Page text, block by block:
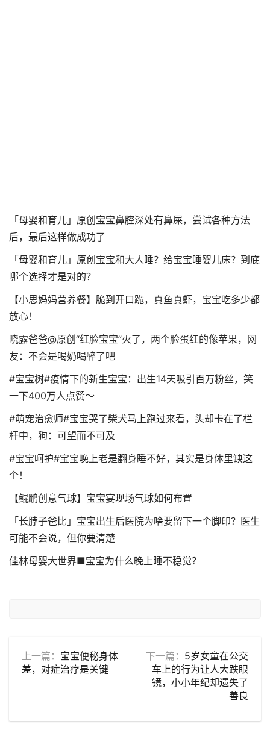
「母婴和育儿」原创宝宝鼻腔深处有鼻屎，尝试各种方法
后，最后这样做成功了
「母婴和育儿」原创宝宝和大人睡？给宝宝睡婴儿床？到底
哪个选择才是对的？
【小思妈妈营养餐】脆到开口跪，真鱼真虾，宝宝吃多少都
放心！
晓露爸爸@原创“红脸宝宝”火了，两个脸蛋红的像苹果，网
友：不会是喝奶喝醉了吧
#宝宝树#疫情下的新生宝宝：出生14天吸引百万粉丝，笑
一下400万人点赞～
#萌宠治愈师#宝宝哭了柴犬马上跑过来看，头却卡在了栏
杆中，狗：可望而不可及
#宝宝呵护#宝宝晚上老是翻身睡不好，其实是身体里缺这
个！
【鲲鹏创意气球】宝宝宴现场气球如何布置
「长脖子爸比」宝宝出生后医院为啥要留下一个脚印？医生
可能不会说，但你要清楚
佳林母婴大世界■宝宝为什么晚上睡不稳觉？
上一篇： 宝宝便秘身体
差，对症治疗是关键
下一篇： 5岁女童在公交
车上的行为让人大跌眼
镜，小小年纪却遗失了
善良